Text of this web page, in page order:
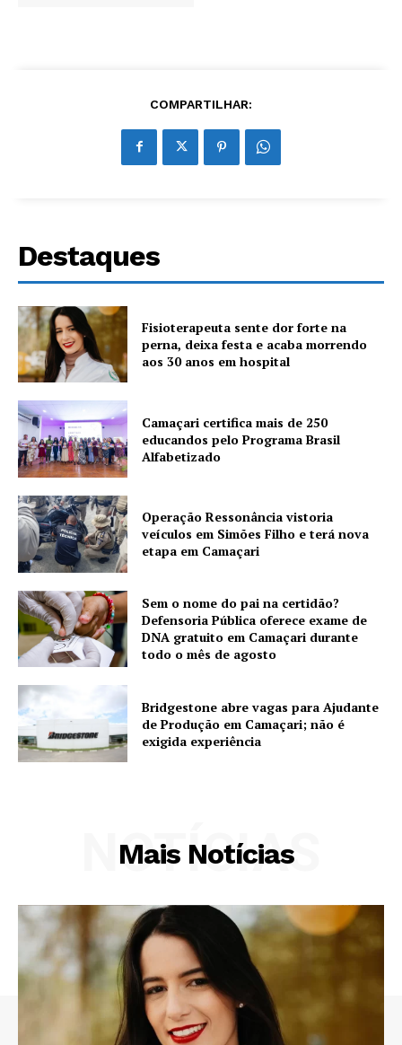
COMPARTILHAR:
Destaques
Fisioterapeuta sente dor forte na
perna, deixa festa e acaba morrendo
aos 30 anos em hospital
Camaçari certifica mais de 250
educandos pelo Programa Brasil
Alfabetizado
Operação Ressonância vistoria
veículos em Simões Filho e terá nova
etapa em Camaçari
Sem o nome do pai na certidão?
Defensoria Pública oferece exame de
DNA gratuito em Camaçari durante
todo o mês de agosto
Bridgestone abre vagas para Ajudante
de Produção em Camaçari; não é
exigida experiência
Mais Notícias
NOTÍCIAS